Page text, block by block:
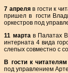
7 апреля в гости к
пришел в гости
оркестров под
11 мартав Палатах
интерната 4 вида
слепых совместно с
В гости к
под управлением